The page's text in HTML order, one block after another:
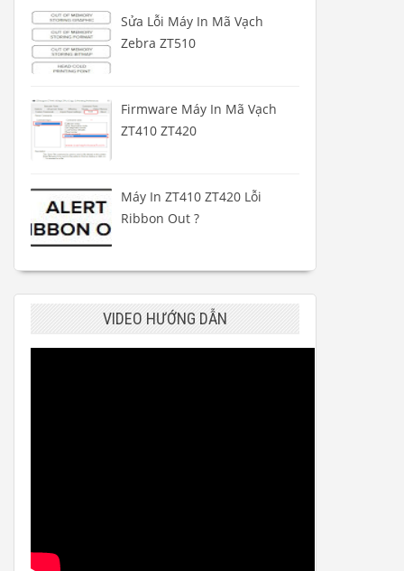
Sửa Lỗi Máy In Mã Vạch
Zebra ZT510
Firmware Máy In Mã Vạch
ZT410 ZT420
Máy In ZT410 ZT420 Lỗi
Ribbon Out ?
VIDEO HƯỚNG DẪN